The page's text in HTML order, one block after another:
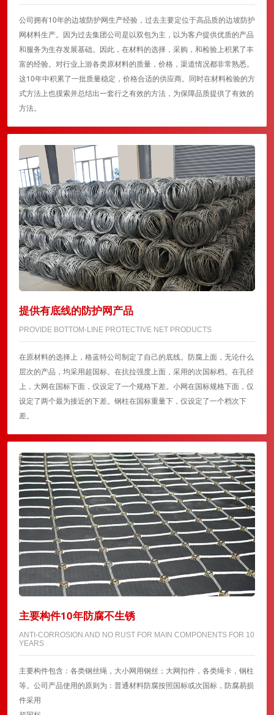
公司拥有10年的边坡防护网生产经验，过去主要定位于高品质的边坡防护
网材料生产。因为过去集团公司是以双包为主，以为客户提供优质的产品
和服务为生存发展基础。因此，在材料的选择，采购，和检验上积累了丰
富的经验。对行业上游各类原材料的质量，价格，渠道情况都非常熟悉。
这10年中积累了一批质量稳定，价格合适的供应商。同时在材料检验的方
式方法上也摸索并总结出一套行之有效的方法，为保障品质提供了有效的
方法。
提供有底线的防护网产品
PROVIDE BOTTOM-LINE PROTECTIVE NET PRODUCTS
在原材料的选择上，格蓝特公司制定了自己的底线。防腐上面，无论什么
层次的产品，均采用超国标。在抗拉强度上面，采用的次国标档。在孔径
上，大网在国标下面，仅设定了一个规格下差。小网在国标规格下面，仅
设定了两个最为接近的下差。钢柱在国标重量下，仅设定了一个档次下
差。
主要构件10年防腐不生锈
ANTI-CORROSION AND NO RUST FOR MAIN COMPONENTS FOR 10
YEARS
主要构件包含：各类钢丝绳，大小网用钢丝；大网扣件，各类绳卡，钢柱
等。公司产品使用的原则为：普通材料防腐按照国标或次国标，防腐易损
件采用